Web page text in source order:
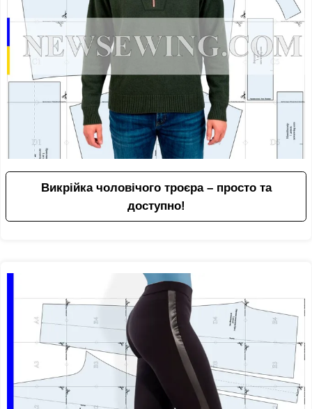
Викрійка чоловічого троєра – просто та
доступно!